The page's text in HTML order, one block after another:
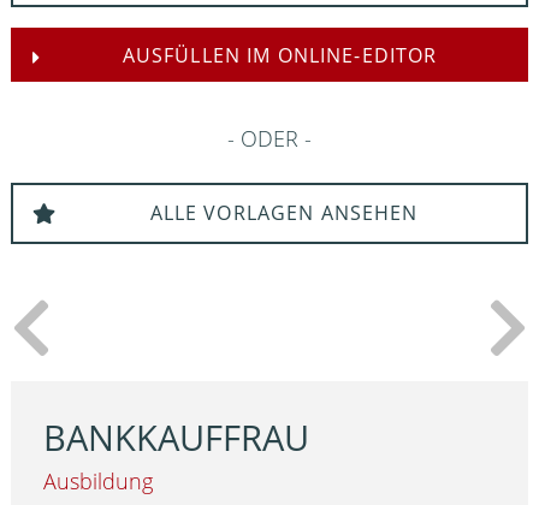
AUSFÜLLEN IM ONLINE-EDITOR
ODER
ALLE VORLAGEN ANSEHEN
BANKKAUFFRAU
Ausbildung